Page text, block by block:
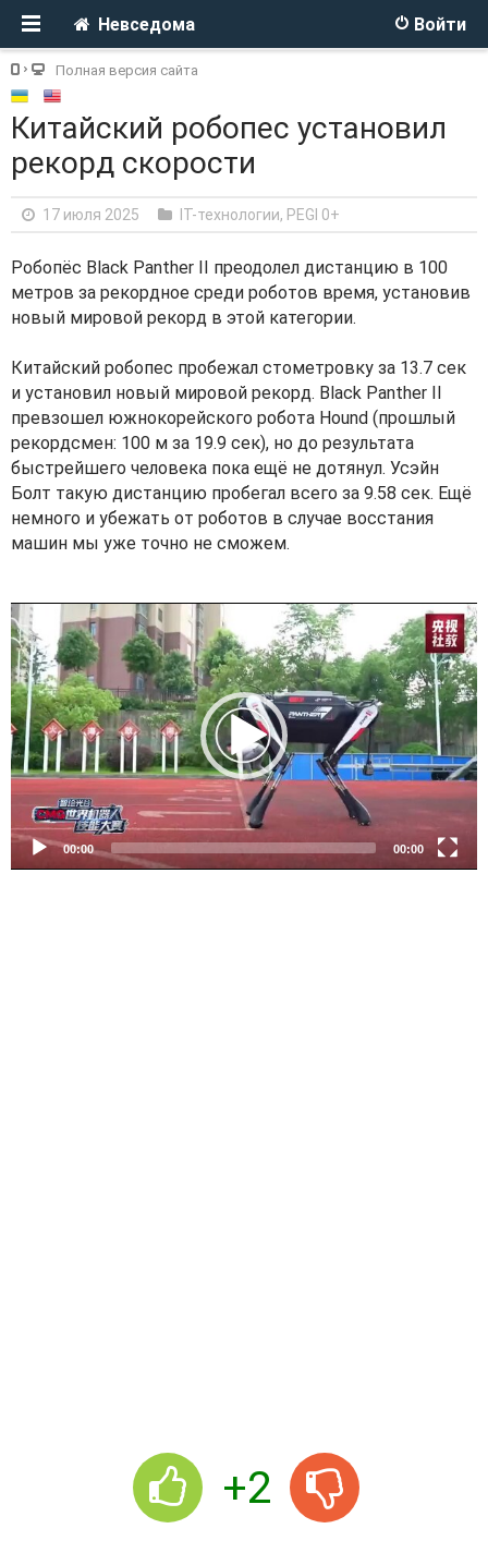
Войти
Невседома
Полная версия сайта
Китайский робопес установил
рекорд скорости
17 июля 2025 IT-технологии, PEGI 0+
Робопёс Black Panther II преодолел дистанцию в 100
метров за рекордное среди роботов время, установив
новый мировой рекорд в этой категории.
Китайский робопес пробежал стометровку за 13.7 сек
и установил новый мировой рекорд. Black Panther II
превзошел южнокорейского робота Hound (прошлый
рекордсмен: 100 м за 19.9 сек), но до результата
быстрейшего человека пока ещё не дотянул. Усэйн
Болт такую дистанцию пробегал всего за 9.58 сек. Ещё
немного и убежать от роботов в случае восстания
машин мы уже точно не сможем.
V
i
d
e
o
P
l
a
e
r
00:00 00:00
+2